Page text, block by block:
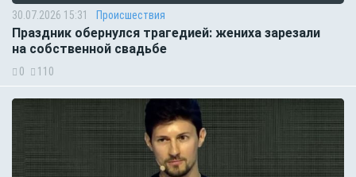
30.07.2026 15:31 Происшествия
Праздник обернулся трагедией: жениха зарезали
на собственной свадьбе
0 110